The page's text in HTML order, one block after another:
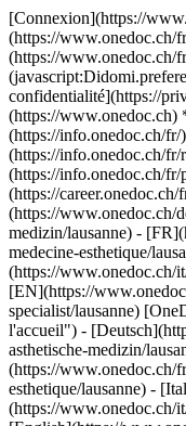
[Connexion](https://
(https://www.onedoc.ch/
(https://www.onedoc.ch/
confidentialité](https://
(https://www.onedoc.ch)
(https://info.onedoc.ch/
(https://info.onedoc.ch/fr/
(https://info.onedoc.ch/fr/
(https://career.onedoc.ch/
(https://www.onedoc.ch/
medizin/lausanne) -
medecine-esthetique/
(https://www.onedoc.ch/
[EN](https://
specialist/lausanne)
l'accueil") -
asthetische-medizin/
(https://www.onedoc.ch/
esthetique/lausanne) -
(https://www.onedoc.ch/